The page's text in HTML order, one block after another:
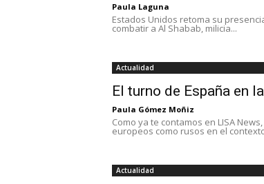
Paula Laguna
Estados Unidos retoma su
combatir a Al Shabab, milicia...
Actualidad
El turno de España en
Paula Gómez Moñiz
Como ya te contamos en LISA
europeos como rusos en el
Actualidad